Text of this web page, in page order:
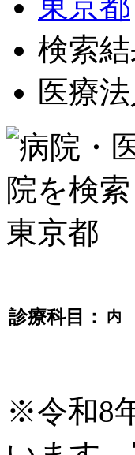
検索
医療
診療科目： 内
※令和8